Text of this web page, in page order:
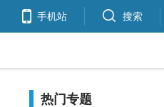
手机站 搜索
热门专题